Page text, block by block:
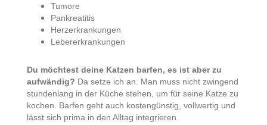
Tumore
Pankreatitis
Herzerkrankungen
Lebererkrankungen
Du möchtest deine Katzen barfen, es ist aber zu
aufwändig? Da setze ich an. Man muss nicht zwingend
stundenlang in der Küche stehen, um für seine Katze zu
kochen. Barfen geht auch kostengünstig, vollwertig und
lässt sich prima in den Alltag integrieren.